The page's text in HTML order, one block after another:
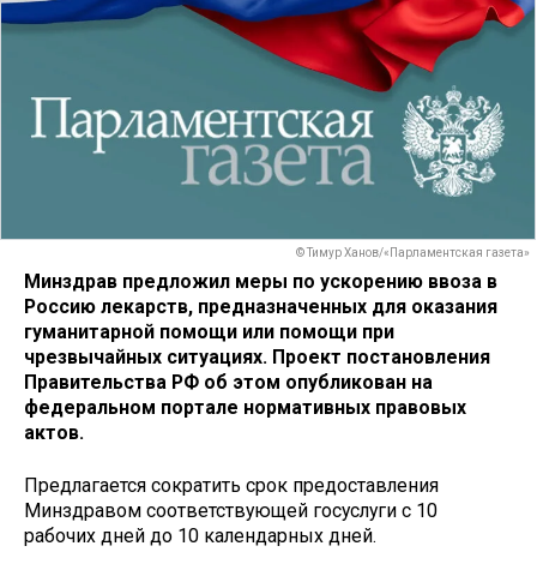
© Тимур Ханов/«Парламентская газета»
Минздрав предложил меры по ускорению ввоза в
Россию лекарств, предназначенных для оказания
гуманитарной помощи или помощи при
чрезвычайных ситуациях. Проект постановления
Правительства РФ об этом опубликован на
федеральном портале нормативных правовых
актов.
Предлагается сократить срок предоставления
Минздравом соответствующей госуслуги с 10
рабочих дней до 10 календарных дней.